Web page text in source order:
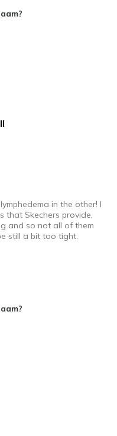
Wearing
in the other! I
that Skechers provide,
and so not all of them
still a bit too tight.